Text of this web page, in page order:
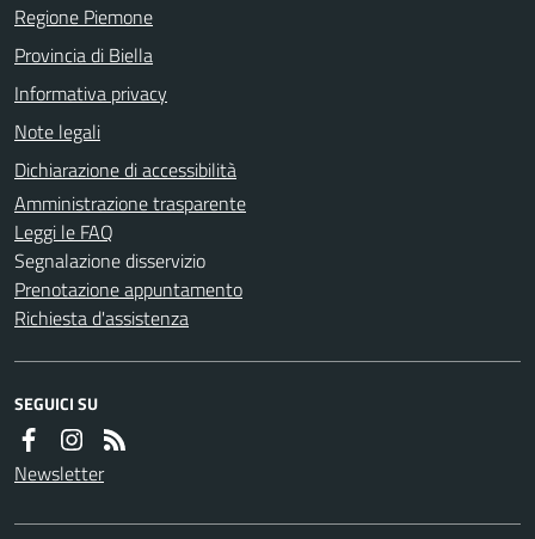
Regione Piemone
Provincia di Biella
Informativa privacy
Note legali
Dichiarazione di accessibilità
Amministrazione trasparente
Leggi le FAQ
Segnalazione disservizio
Prenotazione appuntamento
Richiesta d'assistenza
SEGUICI SU
Newsletter